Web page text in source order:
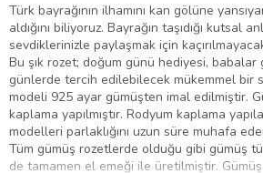
Türk bayrağının ilhamını kan gölüne
aldığını biliyoruz. Bayrağın taşıdığı kutsal
sevdiklerinizle paylaşmak için
Bu şık rozet; doğum günü hediyesi, babalar
günlerde tercih edilebilecek mükemmel bir
modeli 925 ayar gümüşten imal edilmiştir.
kaplama yapılmıştır. Rodyum kaplama
modelleri parlaklığını uzun süre muhafa
Tüm gümüş rozetlerde olduğu gibi gümüş
de tamamen el emeği ile üretilmiştir.